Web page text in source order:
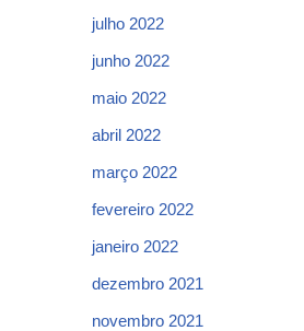
julho 2022
junho 2022
maio 2022
abril 2022
março 2022
fevereiro 2022
janeiro 2022
dezembro 2021
novembro 2021